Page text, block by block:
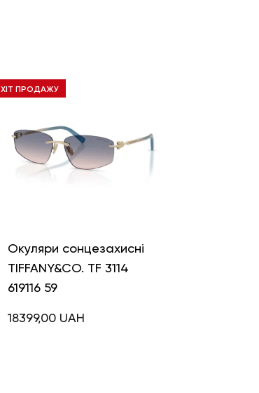
ХІТ ПРОДАЖУ
Окуляри сонцезахисні
TIFFANY&CO. TF 3114
619116 59
18399,00 UAH